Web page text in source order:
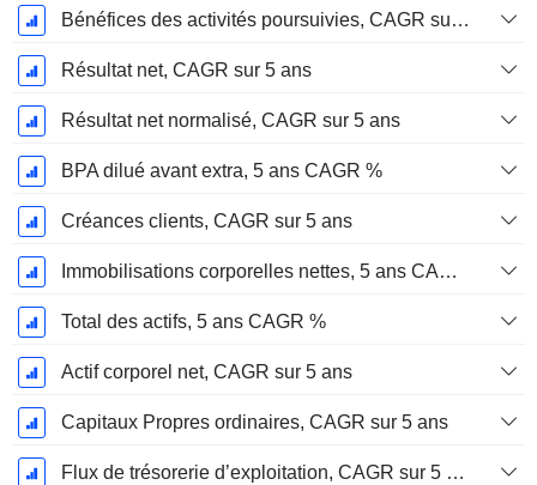
Bénéfices des activités poursuivies, CAGR sur 5 ans
Résultat net, CAGR sur 5 ans
Résultat net normalisé, CAGR sur 5 ans
BPA dilué avant extra, 5 ans CAGR %
Créances clients, CAGR sur 5 ans
Immobilisations corporelles nettes, 5 ans CAGR %
Total des actifs, 5 ans CAGR %
Actif corporel net, CAGR sur 5 ans
Capitaux Propres ordinaires, CAGR sur 5 ans
Flux de trésorerie d’exploitation, CAGR sur 5 ans